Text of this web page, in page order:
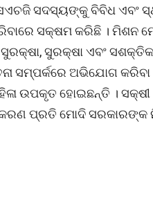
ସଦସ୍ୟଙ୍କୁ ବିବିଧ ଏବଂ
ସକ୍ଷମ କରିଛି ।
ସୁରକ୍ଷା ଏବଂ
ସମ୍ପର୍କରେ ଅଭିଯୋଗ କରିବା
ଉପକୃତ ହୋଇଛନ୍ତି । ସକ୍ଷୀ
ପ୍ରତି ମୋଦି